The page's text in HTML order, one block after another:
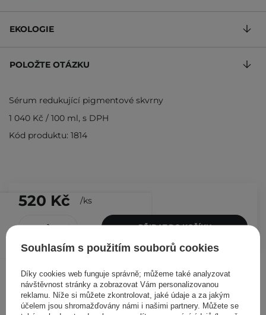
520 Kč /ks
PŘIDAT DO KOŠÍKU
EKOLOGIE
POLOŽTE OTÁZKU
Sérum redukující pigmentové skvrny
1 040 Kč / 100 ml, s DPH
Kód produktu: 1814
Ostatní zákazníci si prohlédli
Souhlasím s použitím souborů cookies
Díky cookies web funguje správně; můžeme také analyzovat
návštěvnost stránky a zobrazovat Vám personalizovanou
reklamu. Níže si můžete zkontrolovat, jaké údaje a za jakým
účelem jsou shromažďovány námi i našimi partnery. Můžete se